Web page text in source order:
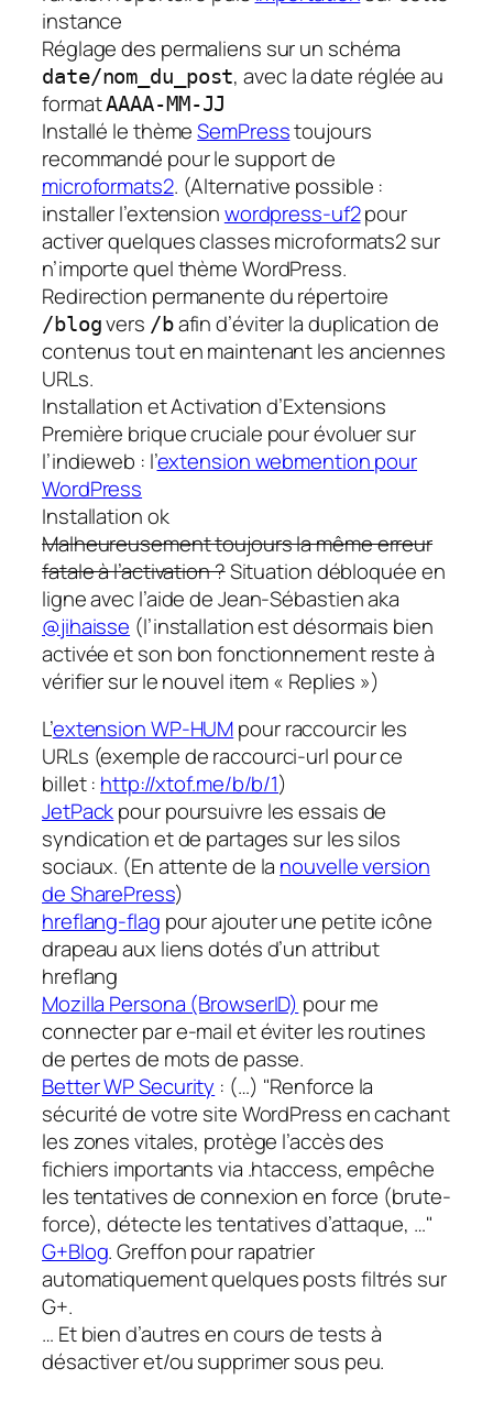
instance
Réglage des permaliens sur un schéma
date/nom_du_post, avec la date réglée au
formatAAAA-MM-JJ
Installé le thèmeSemPresstoujours
recommandé pour le support de
microformats2. (Alternative possible :
installer l’extensionwordpress-uf2pour
activer quelques classes microformats2 sur
n’importe quel thème WordPress.
Redirection permanente du répertoire
/blogvers /bafin d’éviter la duplication de
contenus tout en maintenant les anciennes
URLs.
Installation et Activation d’Extensions
Première briquecruciale pour évoluer sur
l’indieweb : l’extension webmention pour
WordPress
Installation ok
Malheureusement toujours la même erreur
fatale à l’activation ?Situation débloquée en
ligne avec l’aide de Jean-Sébastien aka
@jihaisse (l’installation est désormais bien
activée et son bon fonctionnement reste à
vérifier sur le nouvel item « Replies »)
L’extension WP-HUMpour raccourcir les
URLs (exemple de raccourci-url pour ce
billet : http://xtof.me/b/b/1)
JetPackpour poursuivre les essais de
syndication et de partages sur les silos
sociaux. (En attente de la nouvelle version
de SharePress)
hreflang-flag pour ajouter une petite icône
drapeau aux liens dotés d’un attribut
hreflang
Mozilla Persona (BrowserID) pour me
connecter par e-mail et éviter les routines
de pertes de mots de passe.
Better WP Security : (…) Renforce la
sécurité de votre site WordPress en cachant
les zones vitales, protège l’accès des
fichiers importants via .htaccess, empêche
les tentatives de connexion en force (brute-
force), détecte les tentatives d’attaque, …
G+Blog. Greffon pour rapatrier
automatiquement quelques posts filtrés sur
G+.
… Et bien d’autres en cours de tests à
désactiver et/ou supprimer sous peu.